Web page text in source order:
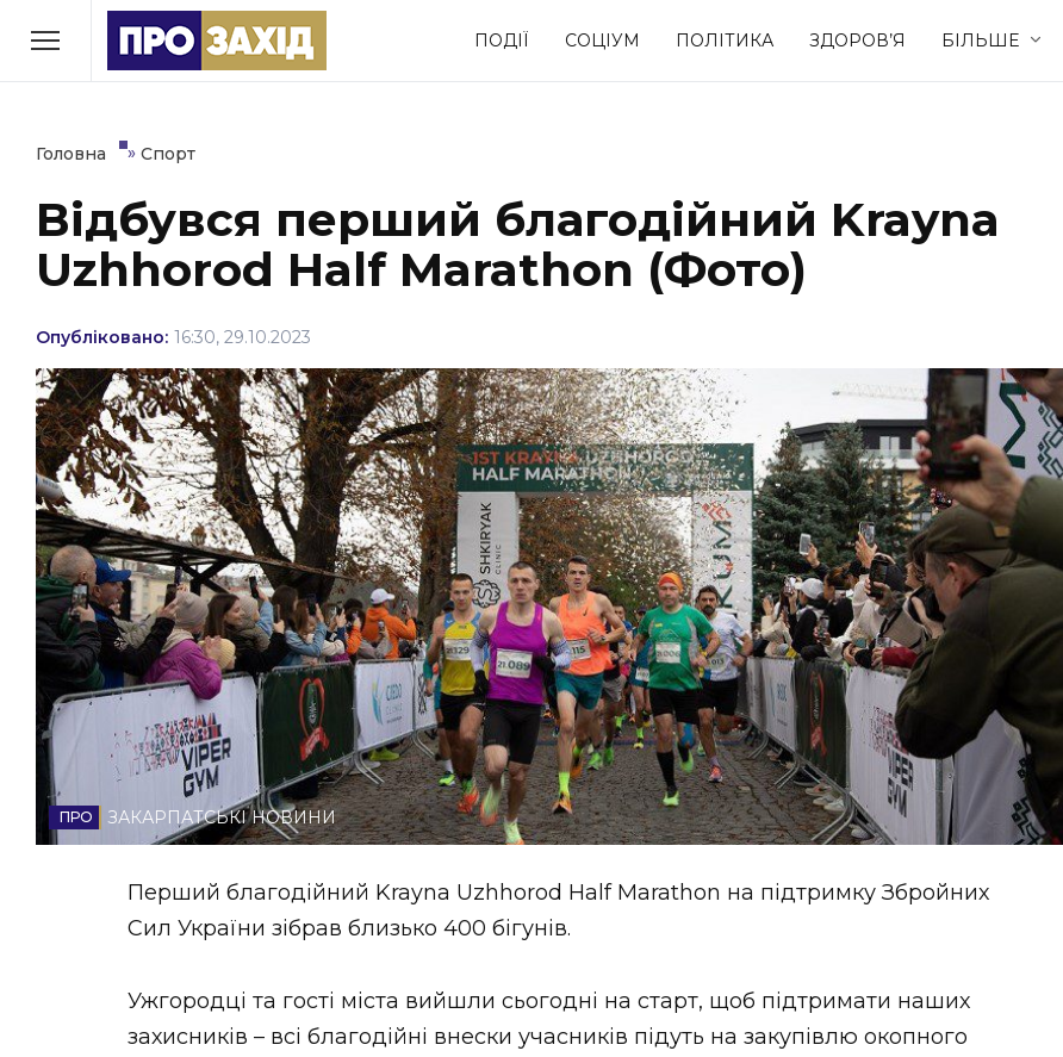
ПОДІЇ СОЦІУМ ПОЛІТИКА ЗДОРОВ’Я БІЛЬШЕ
РУБРИКИ
Економіка
Політика Соціум Спорт Стиль життя
Втрачений Ужгород
ЗАКАРПАТСЬКІ НОВИНИ
НОВИНИ ЗАХІДНОЇ УКРАЇНИ
ФОТО
ВІДЕО
Головна » Спорт
Відбувся перший благодійний Krayna
Uzhhorod Half Marathon (Фото)
Опубліковано: 16:30, 29.10.2023
ЗАКАРПАТСЬКІ НОВИНИ
Перший благодійний Krayna Uzhhorod Half Marathon на підтримку Збройних
Сил України зібрав близько 400 бігунів.
Ужгородці та гості міста вийшли сьогодні на старт, щоб підтримати наших
захисників – всі благодійні внески учасників підуть на закупівлю окопного